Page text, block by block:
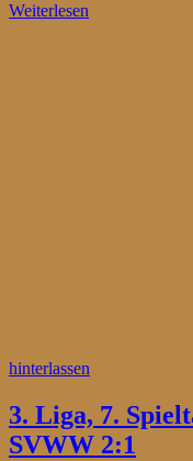
Weiterlesen
hinterlassen
3. Liga, 7.
SVWW 2:1